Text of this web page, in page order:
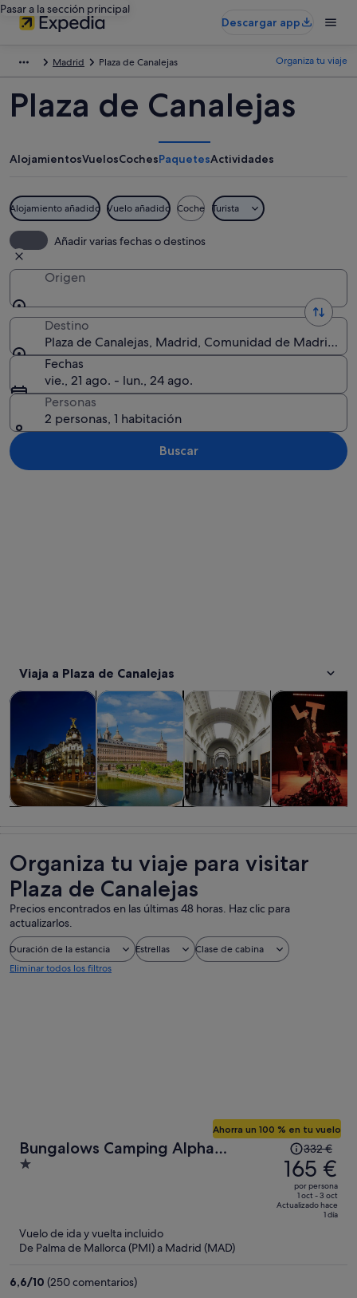
Pasar a la sección principal
Descargar app
Madrid Plaza de Canalejas Organiza tu viaje
Plaza de Canalejas
AlojamientosVuelosCochesPaquetesActividades
Alojamiento añadido Vuelo añadido Coche Turista
Añadir varias fechas o destinos
Origen
Destino
Plaza de Canalejas, Madrid, Comunidad de Madrid,
Fechas
vie., 21 ago. - lun., 24 ago.
Personas
2 personas, 1 habitación
Buscar
Viaja a Plaza de Canalejas
Visitas guiadas y excursiones de un día Se abre en una
Historia y culturaSe abre en una pestaña
Visitas privadas yComidas,
Organiza tu viaje para visitar
Plaza de Canalejas
Precios encontrados en las últimas 48 horas. Haz clic para
actualizarlos.
Duración de la estancia Estrellas
Clase de cabina
Eliminar todos los filtros
Bungalows Camping Alpha
Madrid
1
Ahorra un 100 % en tu vuelo
El
precio
era
de
332 €,
332 €
165 €
por persona
1 oct - 3 oct
Actualizado hace
1 día
Vuelo de ida y vuelta incluido
De Palma de Mallorca (PMI) a Madrid (MAD)
6,6/10 (250 comentarios)